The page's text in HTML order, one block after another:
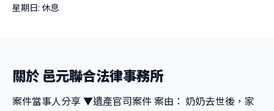
星期日: 休息
關於 邑元聯合法律事務所
案件當事人分享 ▼遺產官司案件 案由： 奶奶去世後，家